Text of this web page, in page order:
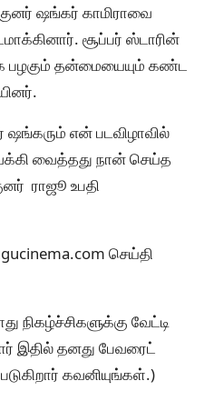
ஷங்கர் காமிராவை
சூப்பர் ஸ்டாரின்
பழகும் தன்மையையும் கண்ட
ஷங்கரும் என் படவிழாவில்
வைத்தது நான் செய்த
ராஜூ உபதி
செய்தி
நிகழ்ச்சிகளுக்கு வேட்டி
இதில் தனது பேவரைட்
கவனியுங்கள்.)